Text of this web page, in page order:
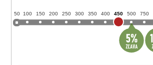
50 100 150 200 250 300 350 400 450 500 750